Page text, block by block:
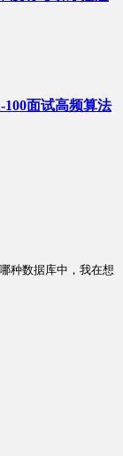
100面试高频算法
种数据库中，我在想